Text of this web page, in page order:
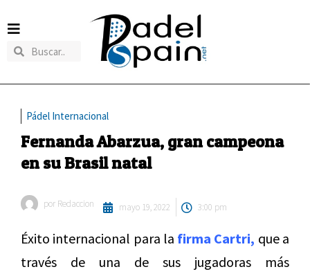
Pádel Internacional
Fernanda Abarzua, gran campeona
en su Brasil natal
por Redaccion mayo 19, 2022 3:00 pm
Éxito internacional para la firma Cartri, que a
través de una de sus jugadoras más